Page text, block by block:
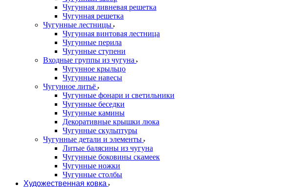
Чугунная ливневая решетка
Чугунная решетка
Чугунные лестницы
Чугунная винтовая лестница
Чугунные перила
Чугунные ступени
Входные группы из чугуна
Чугунное крыльцо
Чугунные навесы
Чугунное литьё
Чугунные фонари и светильники
Чугунные беседки
Чугунные камины
Декоративные крышки люка
Чугунные скульптуры
Чугунные детали и элементы
Литые балясины из чугуна
Чугунные боковины скамеек
Чугунные ножки
Чугунные столбы
Художественная ковка